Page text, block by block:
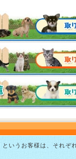
いうお客様は、それぞ